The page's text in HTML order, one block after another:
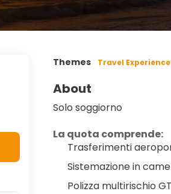
Themes Travel Experience
About
Solo soggiorno
La quota comprende:
Trasferimenti
Sistemazione in
Polizza multirischio